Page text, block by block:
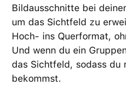
Bildausschnitte bei
um das Sichtfeld zu
Hoch- ins Querformat,
Und wenn du ein
das Sichtfeld, sodass du
bekommst.